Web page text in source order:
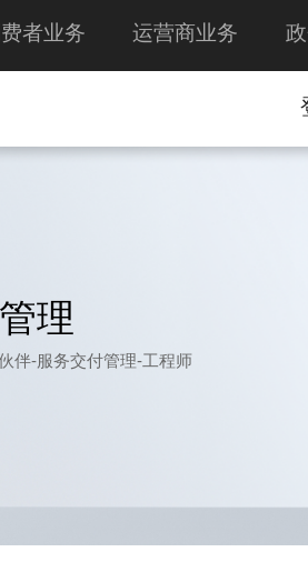
者业务 运营商业务
理
伴-服务交付管理-工程师